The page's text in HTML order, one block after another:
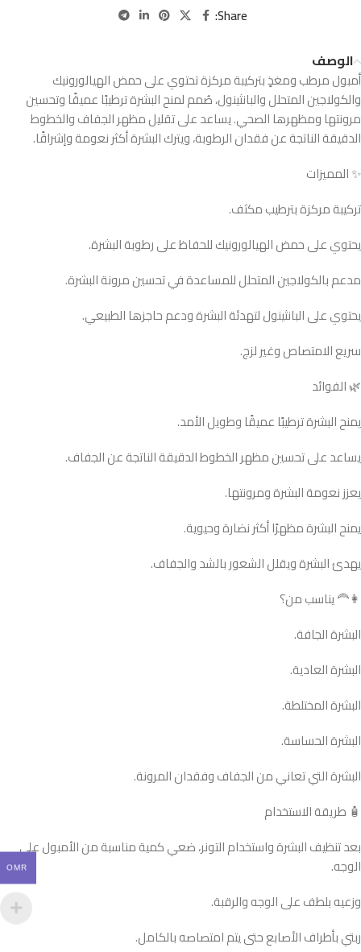
Share:
الوصف
أمبول مرطب ومغذٍ بتركيبة مركزة تحتوي على حمض الهيالورونيك
والكولاجين المتحلل والبانثينول، صُمم لمنح البشرة ترطيبًا عميقًا وتحسين
مرونتها ومظهرها الصحي. يساعد على تقليل مظهر الجفاف والخطوط
الدقيقة الناتجة عن فقدان الرطوبة، ويترك البشرة أكثر نعومة وإشراقًا.
✨ المميزات
تركيبة مركزة بترطيب مكثف.
يحتوي على حمض الهيالورونيك للحفاظ على رطوبة البشرة.
مدعم بالكولاجين المتحلل للمساعدة في تحسين مرونة البشرة.
يحتوي على البانثينول لتهدئة البشرة ودعم حاجزها الطبيعي.
سريع الامتصاص وغير لزج.
🌿 الفوائد
يمنح البشرة ترطيبًا عميقًا وطويل الأمد.
يساعد على تحسين مظهر الخطوط الدقيقة الناتجة عن الجفاف.
يعزز نعومة البشرة ومرونتها.
يمنح البشرة مظهرًا أكثر نضارة وحيوية.
يهدئ البشرة ويقلل الشعور بالشد والجفاف.
👩‍🦰 يناسب من؟
البشرة الجافة.
البشرة العادية.
البشرة المختلطة.
البشرة الحساسة.
البشرة التي تعاني من الجفاف وفقدان المرونة.
🧴 طريقة الاستخدام
بعد تنظيف البشرة واستخدام التونر، ضعي كمية مناسبة من الأمبول على
الوجه.
وزعيه بلطف على الوجه والرقبة.
ربتي بأطراف الأصابع حتى يتم امتصاصه بالكامل.
OMR